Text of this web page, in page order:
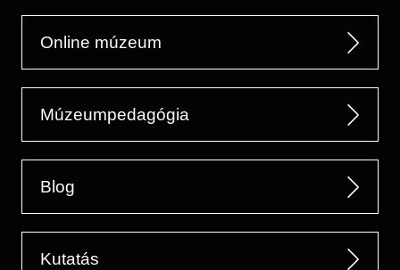
Online múzeum
Múzeumpedagógia
Blog
Kutatás